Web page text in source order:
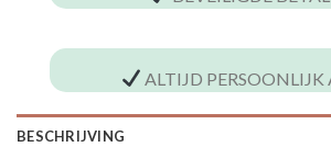
ALTIJD PERSOONLIJK
BESCHRIJVING